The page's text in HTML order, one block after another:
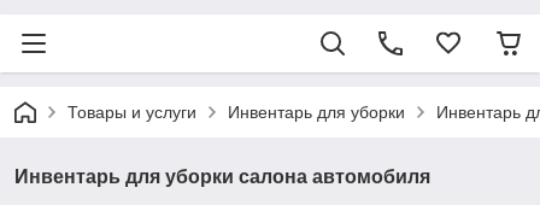
Товары и услуги Инвентарь для уборки Инвентарь
Инвентарь для уборки салона автомобиля